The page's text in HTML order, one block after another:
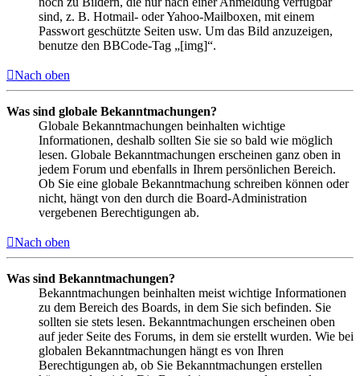
sind, z. B. Hotmail- oder Yahoo-Mailboxen, mit einem
Passwort geschützte Seiten usw. Um das Bild anzuzeigen,
benutze den BBCode-Tag „[img]“.
Nach oben
Was sind globale Bekanntmachungen?
Globale Bekanntmachungen beinhalten wichtige
Informationen, deshalb sollten Sie sie so bald wie möglich
lesen. Globale Bekanntmachungen erscheinen ganz oben in
jedem Forum und ebenfalls in Ihrem persönlichen Bereich.
Ob Sie eine globale Bekanntmachung schreiben können oder
nicht, hängt von den durch die Board-Administration
vergebenen Berechtigungen ab.
Nach oben
Was sind Bekanntmachungen?
Bekanntmachungen beinhalten meist wichtige Informationen
zu dem Bereich des Boards, in dem Sie sich befinden. Sie
sollten sie stets lesen. Bekanntmachungen erscheinen oben
auf jeder Seite des Forums, in dem sie erstellt wurden. Wie bei
globalen Bekanntmachungen hängt es von Ihren
Berechtigungen ab, ob Sie Bekanntmachungen erstellen